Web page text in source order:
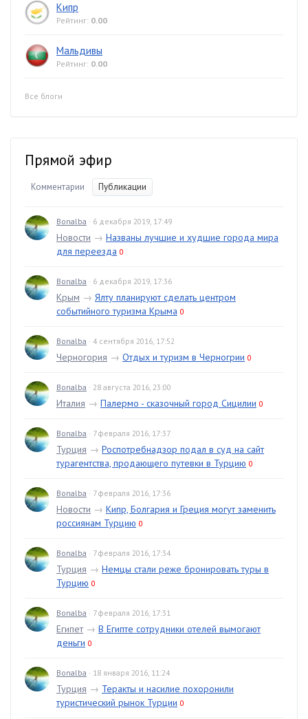
Кипр
Рейтинг: 0.00
Мальдивы
Рейтинг: 0.00
Все блоги
Прямой эфир
Комментарии Публикации
Bonalba · 6 декабря 2019, 17:49
Новости → Названы лучшие и худшие города мира
для переезда 0
Bonalba · 6 декабря 2019, 17:36
Крым → Ялту планируют сделать центром
событийного туризма Крыма 0
Bonalba · 4 сентября 2016, 17:52
Черногория → Отдых и туризм в Черногрии 0
Bonalba · 28 августа 2016, 23:00
Италия → Палермо - сказочный город Сицилии 0
Bonalba · 7 февраля 2016, 17:37
Турция → Роспотребнадзор подал в суд на сайт
турагентства, продающего путевки в Турцию 0
Bonalba · 7 февраля 2016, 17:36
Новости → Кипр, Болгария и Греция могут заменить
россиянам Турцию 0
Bonalba · 7 февраля 2016, 17:34
Турция → Немцы стали реже бронировать туры в
Турцию 0
Bonalba · 7 февраля 2016, 17:31
Египет→ В Египте сотрудники отелей вымогают
деньги 0
Bonalba · 18 января 2016, 11:24
Турция → Теракты и насилие похоронили
туристический рынок Турции 0